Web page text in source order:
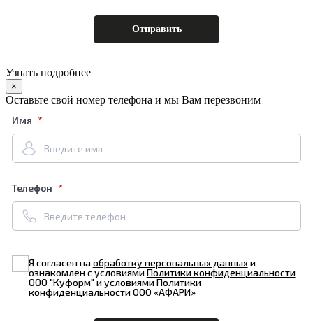
Узнать подробнее
×
Оставьте свой номер телефона и мы Вам перезвоним
Имя
Телефон
Я согласен наобработку персональных данныхи
ознакомлен с условиямиПолитики конфиденциальности
ООО "Куформ" и условиямиПолитики
конфиденциальностиООО «АФАРИ»